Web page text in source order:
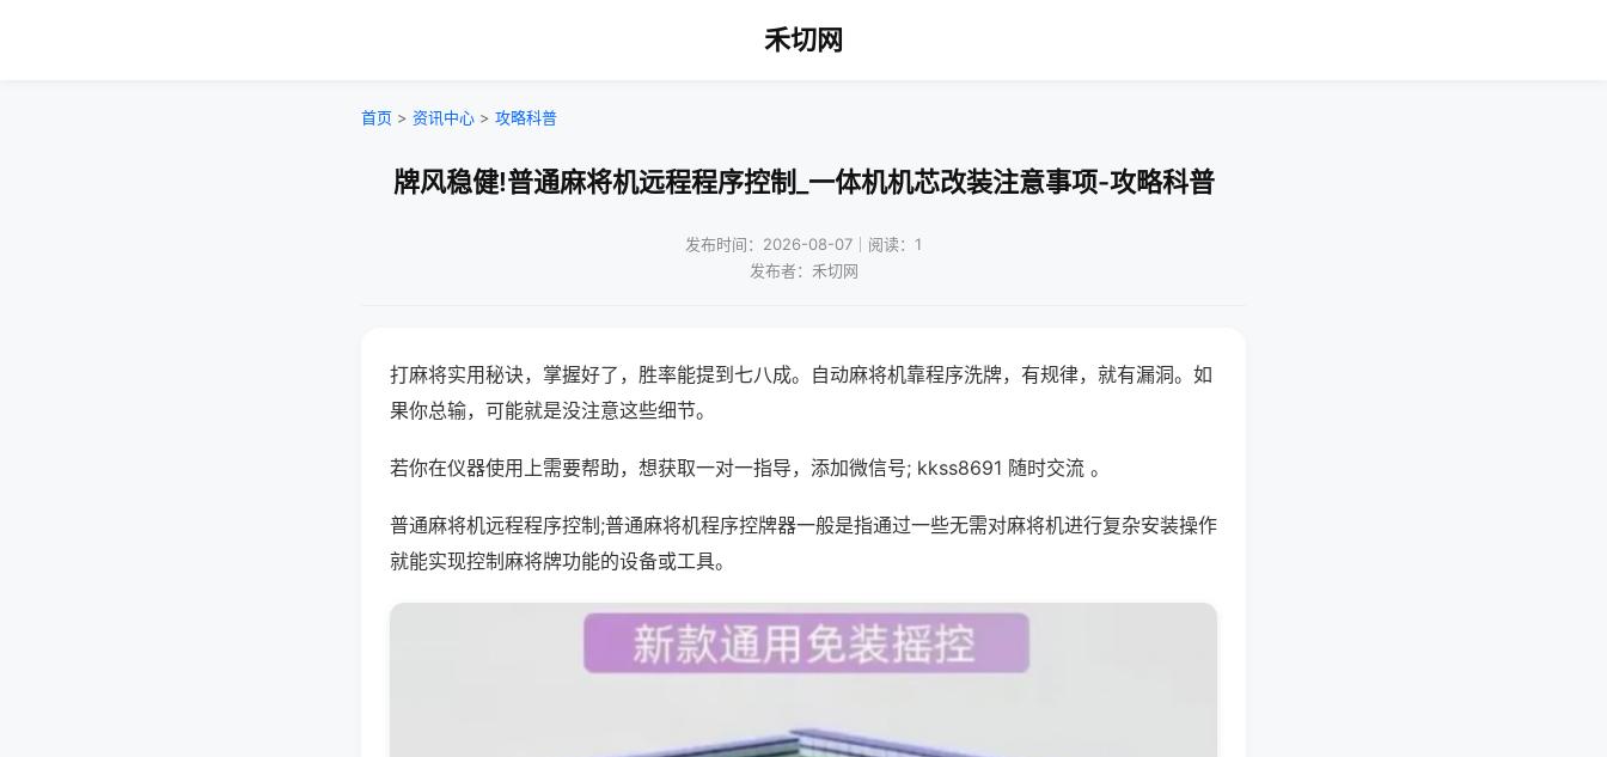
禾切网
首页 > 资讯中心 > 攻略科普
牌风稳健!普通麻将机远程程序控制_一体机机芯改装注意事项-攻略科普
发布时间：2026-08-07｜阅读：1
发布者：禾切网
打麻将实用秘诀，掌握好了，胜率能提到七八成。自动麻将机靠程序洗牌，有规律，就有漏洞。如
果你总输，可能就是没注意这些细节。
若你在仪器使用上需要帮助，想获取一对一指导，添加微信号; kkss8691 随时交流 。
普通麻将机远程程序控制;普通麻将机程序控牌器一般是指通过一些无需对麻将机进行复杂安装操作
就能实现控制麻将牌功能的设备或工具。